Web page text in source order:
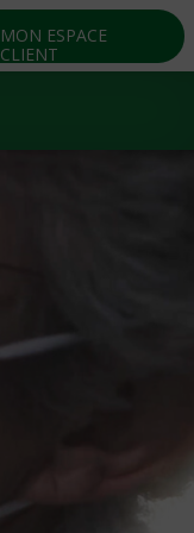
MON ESPACE
CLIENT